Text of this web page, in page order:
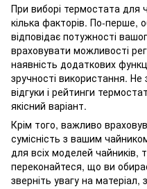
При виборі термостата для
кілька факторів. По-перше,
відповідає потужності
враховувати можливості
наявність додаткових
зручності використання.
відгуки і рейтинги
якісний варіант.
Крім того, важливо
сумісність з вашим
для всіх моделей чайників,
переконайтеся, що ви
зверніть увагу на матеріал,